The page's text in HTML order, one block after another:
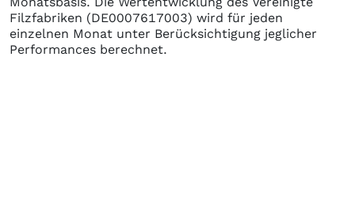
Filzfabriken (DE0007617003) wird für jeden
einzelnen Monat unter Berücksichtigung jeglicher
Performances berechnet.